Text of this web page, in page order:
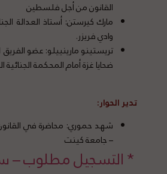
القانون من أجل فلسطين
مارك كيرستن: أستاذ العدالة
وادي فريزر.
تريستينو مارينييلو: عضو
ضحايا غزة أمام المحكمة الجنائية
تدير الحوار:
شهد حموري: محاضرة في
– جامعة كينت
* التسجيل مطلوب –